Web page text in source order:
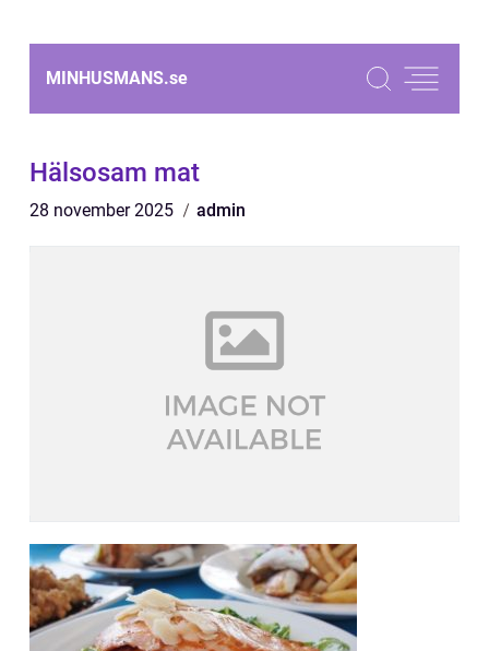
MINHUSMANS.se
Hälsosam mat
28 november 2025 admin